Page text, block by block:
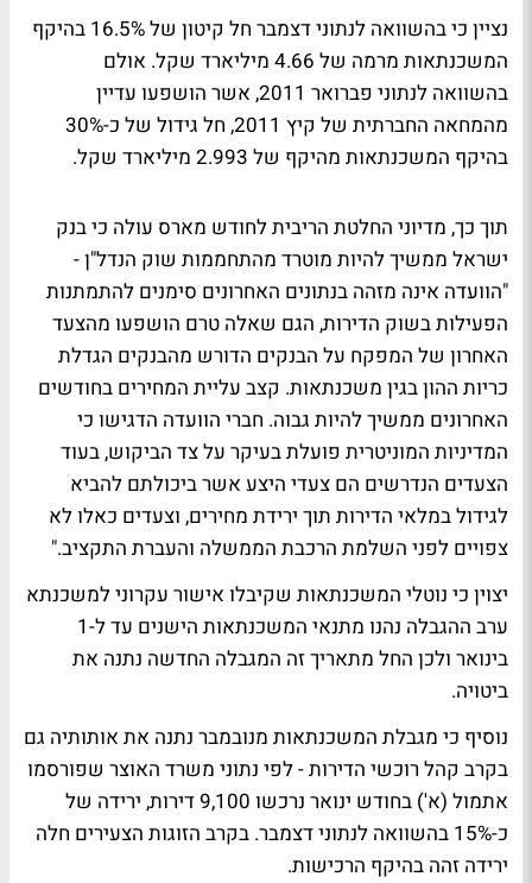
נציין כי בהשוואה לנתוני דצמבר חל קיטון של 16.5% בהיקף
המשכנתאות מרמה של 4.66 מיליארד שקל. אולם
בהשוואה לנתוני פברואר 2011, אשר הושפעו עדיין
מהמחאה החברתית של קיץ 2011, חל גידול של כ-30%
בהיקף המשכנתאות מהיקף של 2.993 מיליארד שקל.
תוך כך, מדיוני החלטת הריבית לחודש מארס עולה כי בנק
ישראל ממשיך להיות מוטרד מהתחממות שוק הנדל"ן -
"הוועדה אינה מזהה בנתונים האחרונים סימנים להתמתנות
הפעילות בשוק הדירות, הגם שאלה טרם הושפעו מהצעד
האחרון של המפקח על הבנקים הדורש מהבנקים הגדלת
כריות ההון בגין משכנתאות. קצב עליית המחירים בחודשים
האחרונים ממשיך להיות גבוה. חברי הוועדה הדגישו כי
המדיניות המוניטרית פועלת בעיקר על צד הביקוש, בעוד
הצעדים הנדרשים הם צעדי היצע אשר ביכולתם להביא
לגידול במלאי הדירות תוך ירידת מחירים, וצעדים כאלו לא
צפויים לפני השלמת הרכבת הממשלה והעברת התקציב."
יצוין כי נוטלי המשכנתאות שקיבלו אישור עקרוני למשכנתא
ערב ההגבלה נהנו מתנאי המשכנתאות הישנים עד ל-1
בינואר ולכן החל מתאריך זה המגבלה החדשה נתנה את
ביטויה.
נוסיף כי מגבלת המשכנתאות מנובמבר נתנה את אותותיה גם
בקרב קהל רוכשי הדירות -לפי נתוני משרד האוצר שפורסמו
אתמול (א')
בחודש ינואר נרכשו 9,100 דירות, ירידה של
כ-15% בהשוואה לנתוני דצמבר. בקרב הזוגות הצעירים חלה
ירידה זהה בהיקף הרכישות.